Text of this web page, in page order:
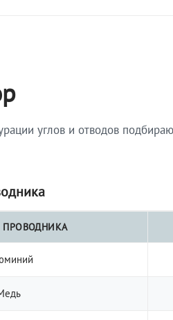
углов и отводов
ПРОВОДНИКА